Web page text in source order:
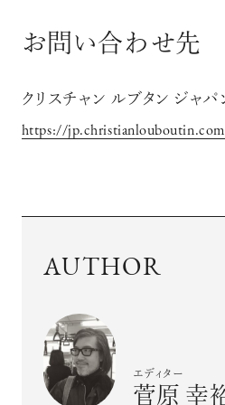
お問い合わせ先
クリスチャン ルブタン ジャパ
https://
AUTHOR
エディター
菅原 幸